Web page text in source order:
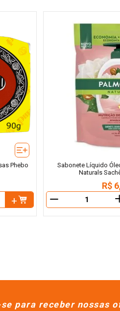
Phebo
Sabonete Líquido
Naturals
R$ 6
para receber nossas